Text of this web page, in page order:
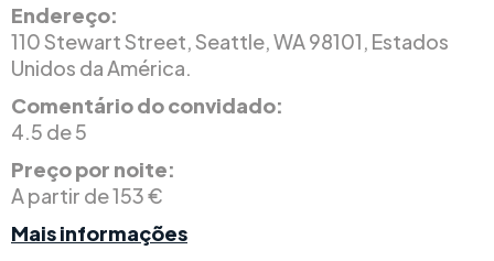
Endereço:
110 Stewart Street, Seattle, WA 98101, Estados
Unidos da América.
Comentário do convidado:
4.5 de 5
Preço por noite:
A partir de 153 €
Mais informações